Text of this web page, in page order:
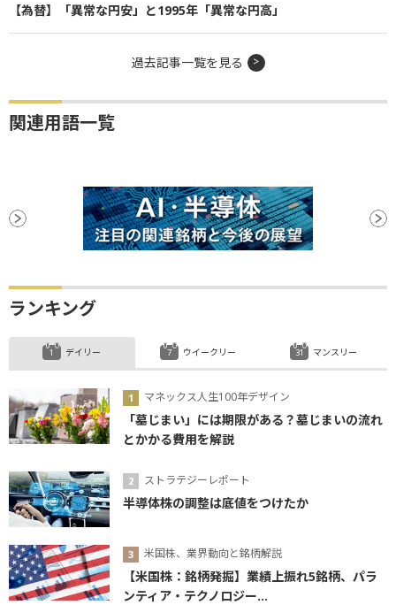
【為替】「異常な円安」と1995年「異常な円高」
過去記事一覧を見る
関連用語一覧
ランキング
デイリー
マネックス人生100年デザイン
「墓じまい」には期限がある？墓じまいの流れ
とかかる費用を解説
ストラテジーレポート
半導体株の調整は底値をつけたか
米国株、業界動向と銘柄解説
【米国株：銘柄発掘】業績上振れ5銘柄、パラ
ンティア・テクノロジー...
ウイークリー マンスリー